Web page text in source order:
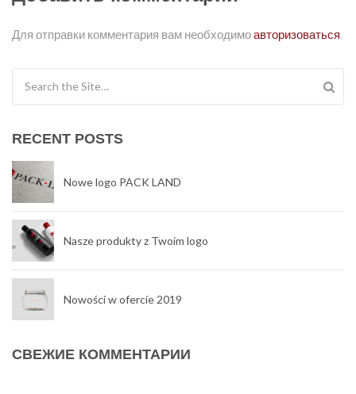
Для отправки комментария вам необходимоавторизоваться.
RECENT POSTS
Nowe logo PACK LAND
Nasze produkty z Twoim logo
Nowości w ofercie 2019
СВЕЖИЕ КОММЕНТАРИИ